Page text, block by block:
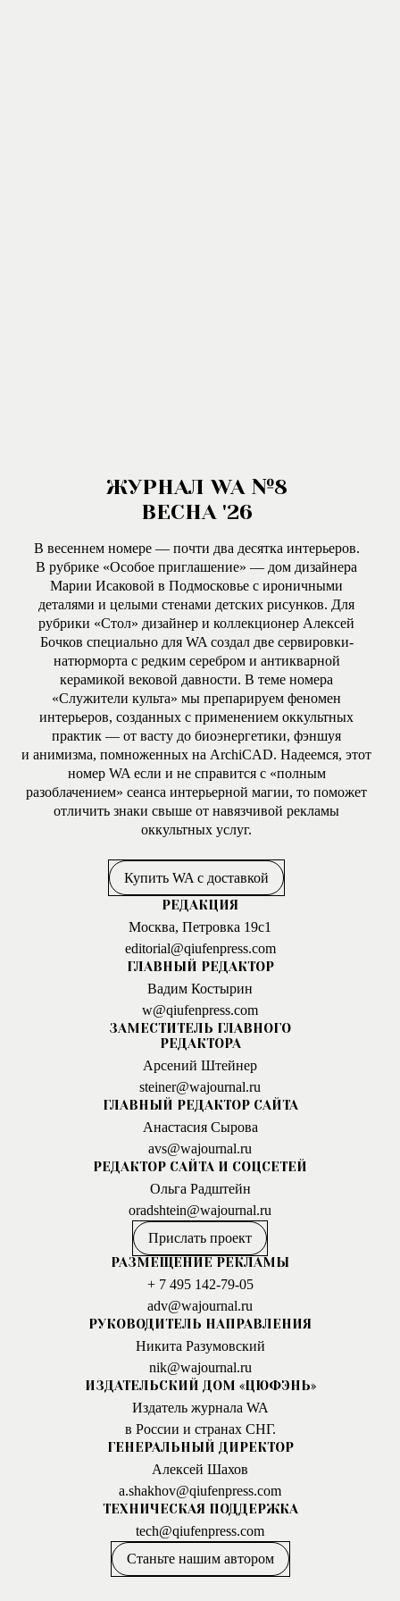
ЖУРНАЛ WA №8
ВЕСНА '26
В весеннем номере — почти два десятка интерьеров.
В рубрике «Особое приглашение» — дом дизайнера
Марии Исаковой в Подмосковье с ироничными
деталями и целыми стенами детских рисунков. Для
рубрики «Стол» дизайнер и коллекционер Алексей
Бочков специально для WA создал две сервировки-
натюрморта с редким серебром и антикварной
керамикой вековой давности. В теме номера
«Служители культа» мы препарируем феномен
интерьеров, созданных с применением оккультных
практик — от васту до биоэнергетики, фэншуя
и анимизма, помноженных на ArchiCAD. Надеемся, этот
номер WA если и не справится с «полным
разоблачением» сеанса интерьерной магии, то поможет
отличить знаки свыше от навязчивой рекламы
оккультных услуг.
Купить WA с доставкой
РЕДАКЦИЯ
Москва, Петровка 19с1
editorial@qiufenpress.com
ГЛАВНЫЙ РЕДАКТОР
Вадим Костырин
w@qiufenpress.com
ЗАМЕСТИТЕЛЬ ГЛАВНОГО
РЕДАКТОРА
Арсений Штейнер
steiner@wajournal.ru
ГЛАВНЫЙ РЕДАКТОР САЙТА
Анастасия Сырова
avs@wajournal.ru
РЕДАКТОР САЙТА И СОЦСЕТЕЙ
Ольга Радштейн
oradshtein@wajournal.ru
Прислать проект
РАЗМЕЩЕНИЕ РЕКЛАМЫ
+ 7 495 142-79-05
adv@wajournal.ru
РУКОВОДИТЕЛЬ НАПРАВЛЕНИЯ
Никита Разумовский
nik@wajournal.ru
ИЗДАТЕЛЬСКИЙ ДОМ «ЦЮФЭНЬ»
Издатель журнала WA
в России и странах СНГ.
ГЕНЕРАЛЬНЫЙ ДИРЕКТОР
Алексей Шахов
a.shakhov@qiufenpress.com
ТЕХНИЧЕСКАЯ ПОДДЕРЖКА
tech@qiufenpress.com
Станьте нашим автором